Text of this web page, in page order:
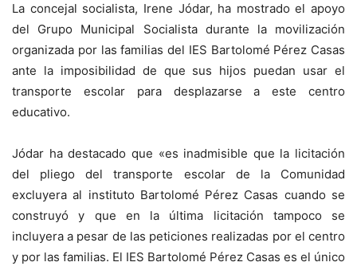
La concejal socialista, Irene Jódar, ha mostrado el apoyo
del Grupo Municipal Socialista durante la movilización
organizada por las familias del IES Bartolomé Pérez Casas
ante la imposibilidad de que sus hijos puedan usar el
transporte escolar para desplazarse a este centro
educativo.
Jódar ha destacado que «es inadmisible que la licitación
del pliego del transporte escolar de la Comunidad
excluyera al instituto Bartolomé Pérez Casas cuando se
construyó y que en la última licitación tampoco se
incluyera a pesar de las peticiones realizadas por el centro
y por las familias. El IES Bartolomé Pérez Casas es el único